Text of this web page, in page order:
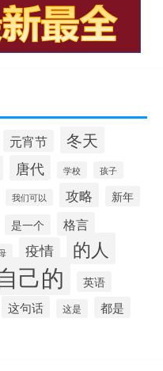
元宵节 冬天
唐代 学校 孩子
我们可以 攻略 新年
是一个 格言
疫情 的人
己的 英语
这句话 这是 都是